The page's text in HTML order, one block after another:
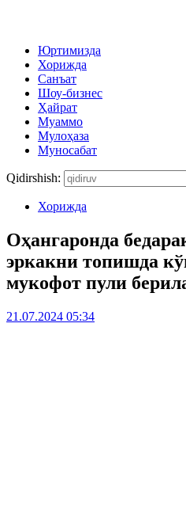
Юртимизда
Хорижда
Санъат
Шоу-бизнес
Ҳайрат
Муаммо
Мулоҳаза
Муносабат
Qidirshish:
Хорижда
Оҳангаронда
эркакни топишда
мукофот пули
21.07.2024 05:34